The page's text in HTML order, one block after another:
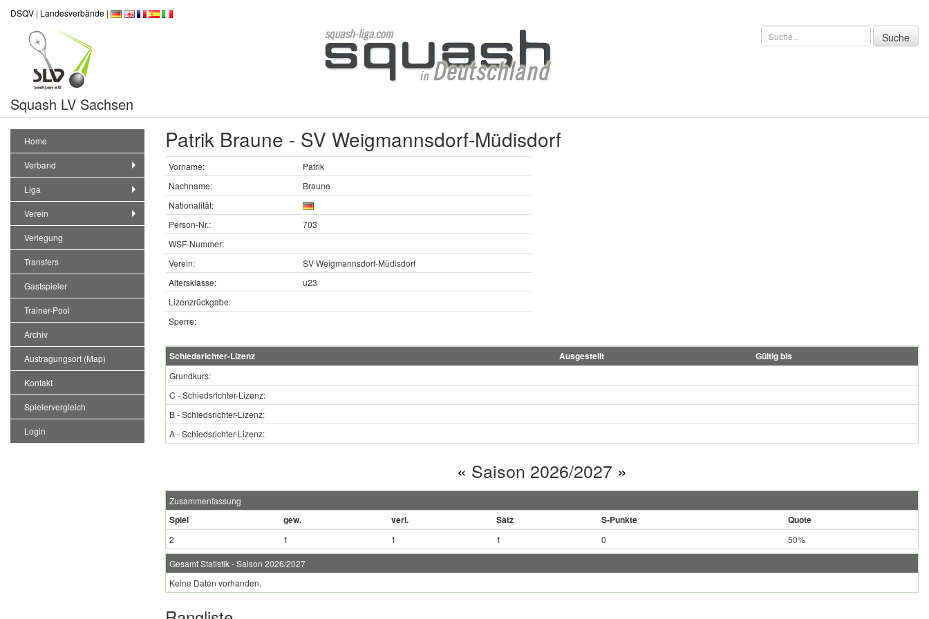
DSQV | Landesverbände |
Squash LV Sachsen
Home
Verband
Liga
Verein
Verlegung
Transfers
Gastspieler
Trainer-Pool
Archiv
Austragungsort (Map)
Kontakt
Spielervergleich
Login
Patrik Braune - SV Weigmannsdorf-Müdisdorf
Vorname:
Patrik
Nachname:
Braune
Nationalität:
Person-Nr.:
703
WSF-Nummer:
Verein:
SV Weigmannsdorf-Müdisdorf
Altersklasse:
u23
Lizenzrückgabe:
Sperre:
Schiedsrichter-Lizenz Ausgestellt Gültig bis
Grundkurs:
C - Schiedsrichter-Lizenz:
B - Schiedsrichter-Lizenz:
A - Schiedsrichter-Lizenz:
« Saison 2026/2027 »
Zusammenfassung
Spiel gew. verl. Satz S-Punkte Quote
2 1 1 1 0 50%
Gesamt Statistik - Saison 2026/2027
Keine Daten vorhanden.